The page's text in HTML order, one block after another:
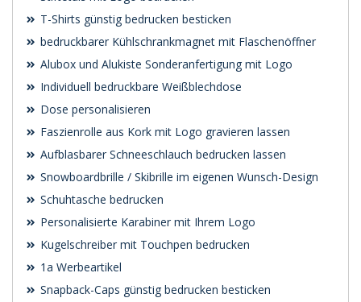
T-Shirts günstig bedrucken besticken
bedruckbarer Kühlschrankmagnet mit Flaschenöffner
Alubox und Alukiste Sonderanfertigung mit Logo
Individuell bedruckbare Weißblechdose
Dose personalisieren
Faszienrolle aus Kork mit Logo gravieren lassen
Aufblasbarer Schneeschlauch bedrucken lassen
Snowboardbrille / Skibrille im eigenen Wunsch-Design
Schuhtasche bedrucken
Personalisierte Karabiner mit Ihrem Logo
Kugelschreiber mit Touchpen bedrucken
1a Werbeartikel
Snapback-Caps günstig bedrucken besticken